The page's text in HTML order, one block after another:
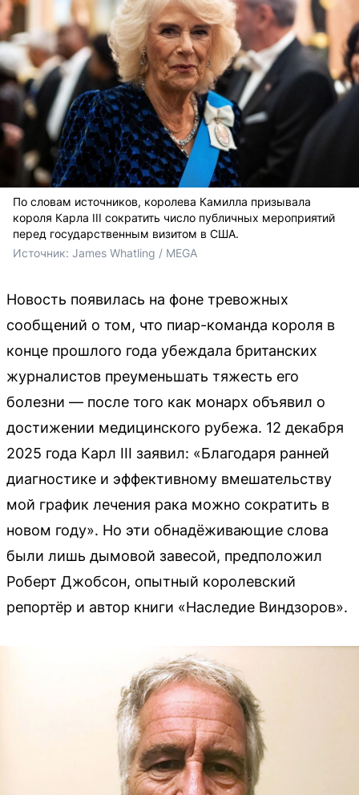
По словам источников, королева Камилла призывала
короля Карла III сократить число публичных мероприятий
перед государственным визитом в США.
Источник: James Whatling / MEGA
Новость появилась на фоне тревожных
сообщений о том, что пиар-команда короля в
конце прошлого года убеждала британских
журналистов преуменьшать тяжесть его
болезни — после того как монарх объявил о
достижении медицинского рубежа. 12 декабря
2025 года Карл III заявил: «Благодаря ранней
диагностике и эффективному вмешательству
мой график лечения рака можно сократить в
новом году». Но эти обнадёживающие слова
были лишь дымовой завесой, предположил
Роберт Джобсон, опытный королевский
репортёр и автор книги «Наследие Виндзоров».